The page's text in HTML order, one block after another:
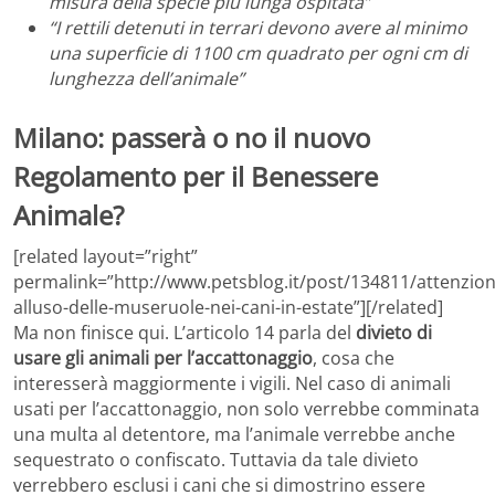
“I rettili detenuti in terrari devono avere al minimo
una superficie di 1100 cm quadrato per ogni cm di
lunghezza dell’animale”
Milano: passerà o no il nuovo
Regolamento per il Benessere
Animale?
[related layout=”right”
permalink=”http://www.petsblog.it/post/134811/
alluso-delle-museruole-nei-cani-in-estate”][/related]
Ma non finisce qui. L’articolo 14 parla del divieto di
usare gli animali per l’accattonaggio, cosa che
interesserà maggiormente i vigili. Nel caso di animali
usati per l’accattonaggio, non solo verrebbe comminata
una multa al detentore, ma l’animale verrebbe anche
sequestrato o confiscato. Tuttavia da tale divieto
verrebbero esclusi i cani che si dimostrino essere